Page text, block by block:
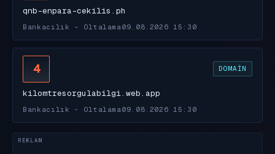
qnb-enpara-cekilis.ph
Bankacılık - Oltalama 09.08.2026 15:30
4 DOMAIN
kilomtresorgulabilgi.web.app
Bankacılık - Oltalama 09.08.2026 15:30